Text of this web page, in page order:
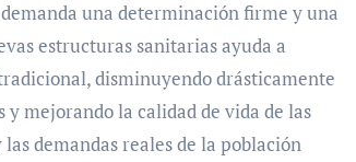
una determinación firme y una
estructuras sanitarias ayuda a
disminuyendo drásticamente
mejorando la calidad de vida de las
demandas reales de la población